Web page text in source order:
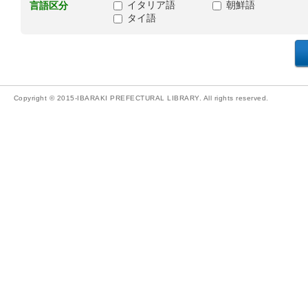
言語区分
イタリア語
朝鮮語
タイ語
Copyright © 2015-IBARAKI PREFECTURAL LIBRARY. All rights reserved.